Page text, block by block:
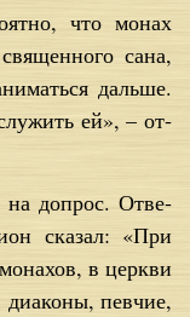
что мо­нах
са­на,
даль­ше.
ей», – от­
на до­прос. От­ве­
ска­зал: «При
в церк­ви
пев­чие,